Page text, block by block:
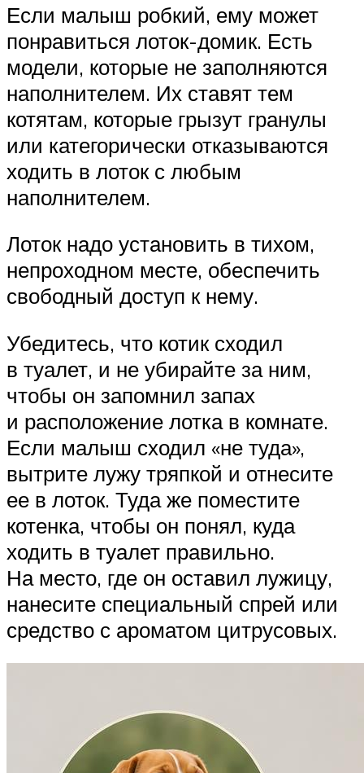
Если малыш робкий, ему может
понравиться лоток-домик. Есть
модели, которые не заполняются
наполнителем. Их ставят тем
котятам, которые грызут гранулы
или категорически отказываются
ходить в лоток с любым
наполнителем.
Лоток надо установить в тихом,
непроходном месте, обеспечить
свободный доступ к нему.
Убедитесь, что котик сходил
в туалет, и не убирайте за ним,
чтобы он запомнил запах
и расположение лотка в комнате.
Если малыш сходил «не туда»,
вытрите лужу тряпкой и отнесите
ее в лоток. Туда же поместите
котенка, чтобы он понял, куда
ходить в туалет правильно.
На место, где он оставил лужицу,
нанесите специальный спрей или
средство с ароматом цитрусовых.